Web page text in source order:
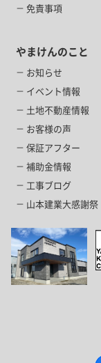
免責事項
やまけんのこと
お知らせ
イベント情報
土地不動産情報
お客様の声
保証アフター
補助金情報
工事ブログ
山本建業大感謝祭